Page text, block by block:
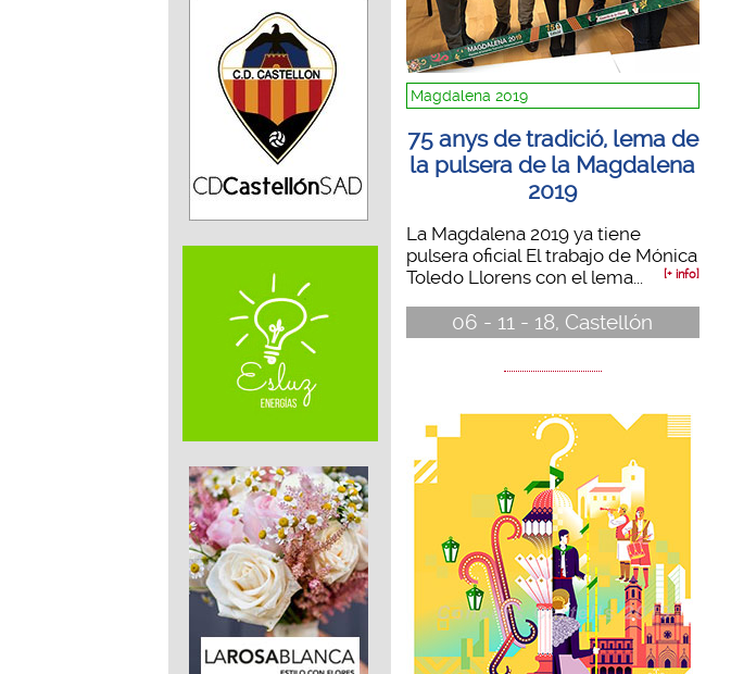
Magdalena 2019
75 anys de tradició, lema de
la pulsera de la Magdalena
2019
La Magdalena 2019 ya tiene
pulsera oficial El trabajo de Mónica
Toledo Llorens con el lema...
[+ info]
06 - 11 - 18, Castellón